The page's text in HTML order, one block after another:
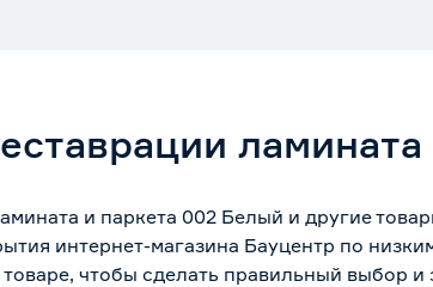
и паркета 002 Белый и другие
интернет-магазина Бауцентр по
чтобы сделать правильный выбор и